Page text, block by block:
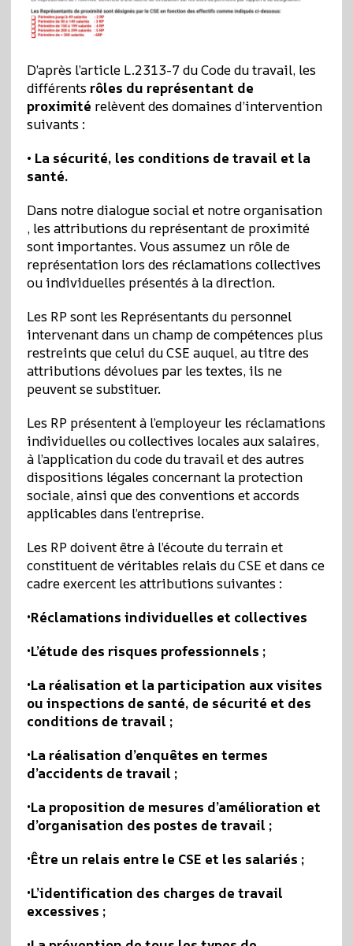
D’après l’article L.2313-7 du Code du travail, les
différentsrôles du représentant de
proximité relèvent des domaines d’intervention
suivants :
• La sécurité, les conditions de travail et la
santé.
Dans notre dialogue social et notre organisation
, les attributions du représentant de proximité
sont importantes. Vous assumez un rôle de
représentation lors des réclamations collectives
ou individuelles présentés à la direction.
Les RP sont les Représentants du personnel
intervenant dans un champ de compétences plus
restreints que celui du CSE auquel, au titre des
attributions dévolues par les textes, ils ne
peuvent se substituer.
Les RP présentent à l’employeur les réclamations
individuelles ou collectives locales aux salaires,
à l’application du code du travail et des autres
dispositions légales concernant la protection
sociale, ainsi que des conventions et accords
applicables dans l’entreprise.
Les RP doivent être à l’écoute du terrain et
constituent de véritables relais du CSE et dans ce
cadre exercent les attributions suivantes :
•Réclamations individuelles et collectives
•L’étude des risques professionnels ;
•La réalisation et la participation aux visites
ou inspections de santé, de sécurité et des
conditions de travail ;
•La réalisation d’enquêtes en termes
d’accidents de travail ;
•La proposition de mesures d’amélioration et
d’organisation des postes de travail ;
•Être un relais entre le CSE et les salariés ;
•L’identification des charges de travail
excessives ;